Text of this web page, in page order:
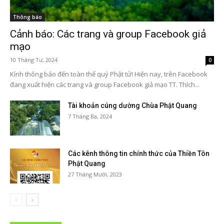
Thông báo
Cảnh báo: Các trang và group Facebook giả
mạo
10 Tháng Tư, 2024 0
Kính thông báo đến toàn thể quý Phật tử! Hiện nay, trên Facebook
đang xuất hiện các trang và group Facebook giả mạo TT. Thích...
Tài khoản cúng dường Chùa Phật Quang
7 Tháng Ba, 2024
Các kênh thông tin chính thức của Thiền Tôn
Phật Quang
27 Tháng Mười, 2023